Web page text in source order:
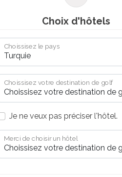
Choix d'hôtels
Choissisez le pays
Choissisez votre destination de golf
Je ne veux pas préciser l'hôtel.
Merci de choisir un hôtel